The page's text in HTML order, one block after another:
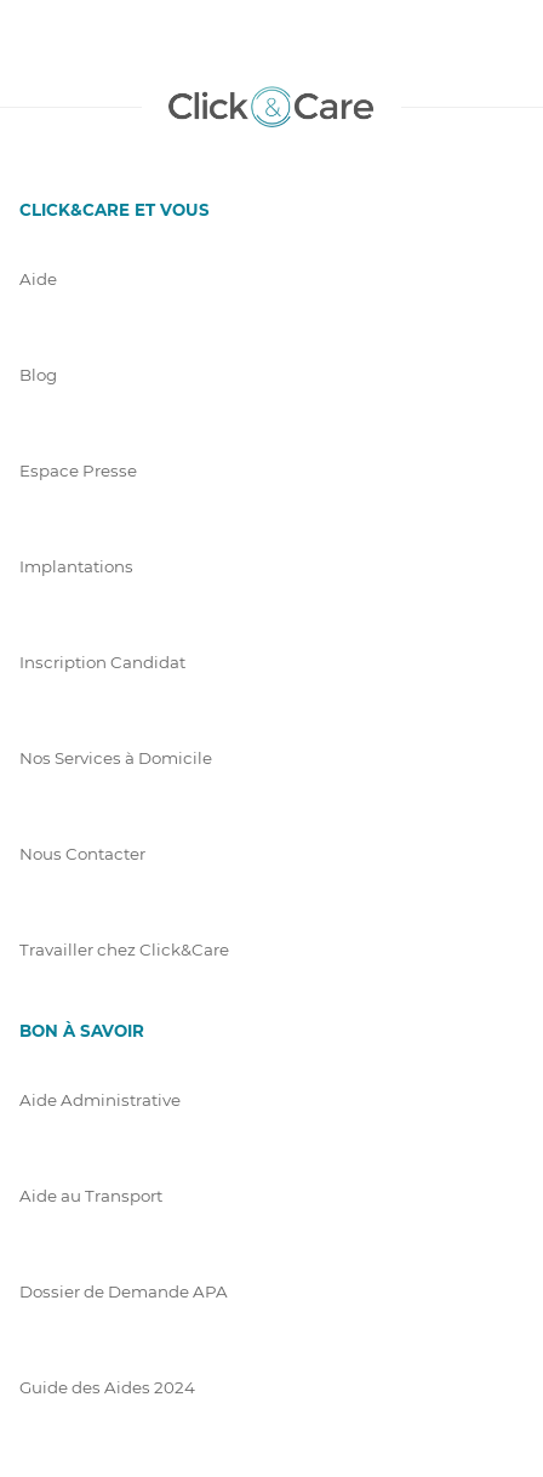
CLICK&CARE ET VOUS
Aide
Blog
Espace Presse
Implantations
Inscription Candidat
Nos Services à Domicile
Nous Contacter
Travailler chez Click&Care
BON À SAVOIR
Aide Administrative
Aide au Transport
Dossier de Demande APA
Guide des Aides 2024